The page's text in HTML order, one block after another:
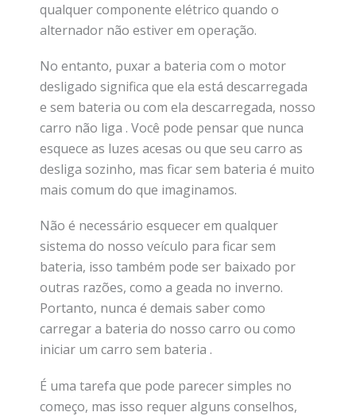
qualquer componente elétrico quando o
alternador não estiver em operação.
No entanto, puxar a bateria com o motor
desligado significa que ela está descarregada
e sem bateria ou com ela descarregada, nosso
carro não liga . Você pode pensar que nunca
esquece as luzes acesas ou que seu carro as
desliga sozinho, mas ficar sem bateria é muito
mais comum do que imaginamos.
Não é necessário esquecer em qualquer
sistema do nosso veículo para ficar sem
bateria, isso também pode ser baixado por
outras razões, como a geada no inverno.
Portanto, nunca é demais saber como
carregar a bateria do nosso carro ou como
iniciar um carro sem bateria .
É uma tarefa que pode parecer simples no
começo, mas isso requer alguns conselhos,